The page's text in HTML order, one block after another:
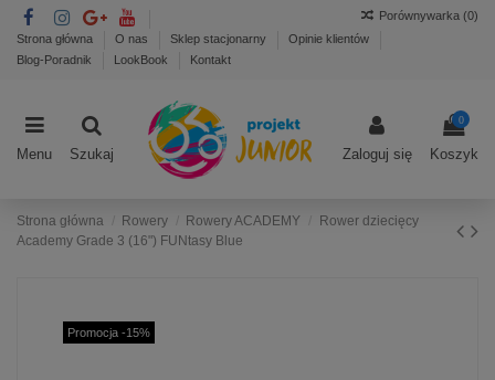
Strona główna O nas Sklep stacjonarny
Opinie klientów
Blog-Poradnik
LookBook Kontakt
Porównywarka (0)
Menu Szukaj Zaloguj się
0
Koszyk
Strona główna Rowery Rowery ACADEMY
Rower dziecięcy
Academy Grade 3 (16") FUNtasy Blue
Promocja -15%